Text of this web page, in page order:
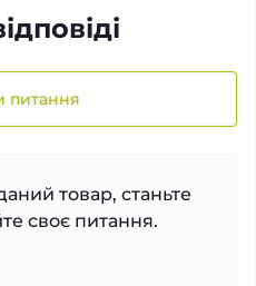
питання
товар, станьте
своє питання.